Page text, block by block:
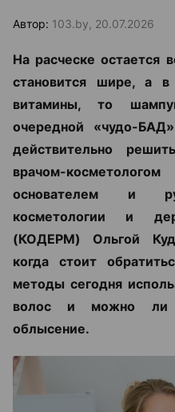
Автор: 103.by, 20.07.2026
На расческе остается
становится шире, а в
витамины, то
очередной «чудо-
действительно
врачом-
основателем и
косметологии и
(КОДЕРМ) Ольгой
когда стоит
методы сегодня
волос и можно ли
облысение.